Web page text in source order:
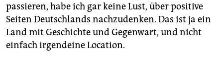
passieren, habe ich gar keine Lust, über positive
Seiten Deutschlands nachzudenken. Das ist ja ein
Land mit Geschichte und Gegenwart, und nicht
einfach irgendeine Location.